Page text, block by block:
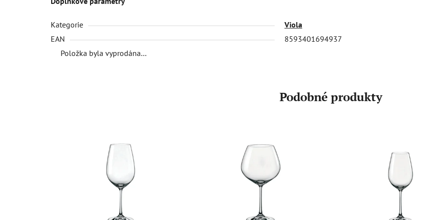
Kategorie
Viola
EAN
8593401694937
Položka byla vyprodána…
Podobné produkty